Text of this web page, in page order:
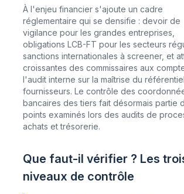
À l'enjeu financier s'ajoute un cadre
réglementaire qui se densifie : devoir de
vigilance pour les grandes entreprises,
obligations LCB-FT pour les secteurs
sanctions internationales à screener, et
croissantes des commissaires aux
l'audit interne sur la maîtrise du référentiel
fournisseurs. Le contrôle des
bancaires des tiers fait désormais partie
points examinés lors des audits de
achats et trésorerie.
Que faut-il vérifier ? Les
niveaux de contrôle